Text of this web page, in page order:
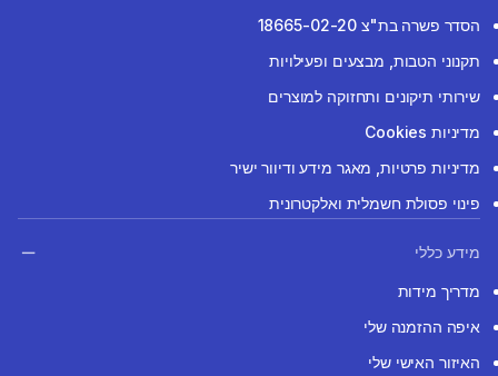
הסדר פשרה בת"צ 18665-02-20
תקנוני הטבות, מבצעים ופעילויות
שירותי תיקונים ותחזוקה למוצרים
מדיניות Cookies
מדיניות פרטיות, מאגר מידע ודיוור ישיר
פינוי פסולת חשמלית ואלקטרונית
מידע כללי
מדריך מידות
איפה ההזמנה שלי
האיזור האישי שלי